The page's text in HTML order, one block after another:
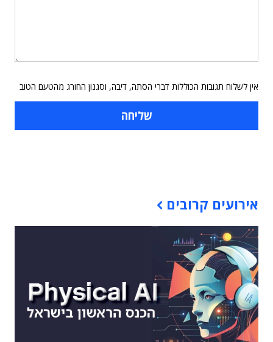
אין לשלוח תגובות הכוללות דברי הסתה, דיבה, וסגנון החורג מהטעם הטוב
אירועים קרובים